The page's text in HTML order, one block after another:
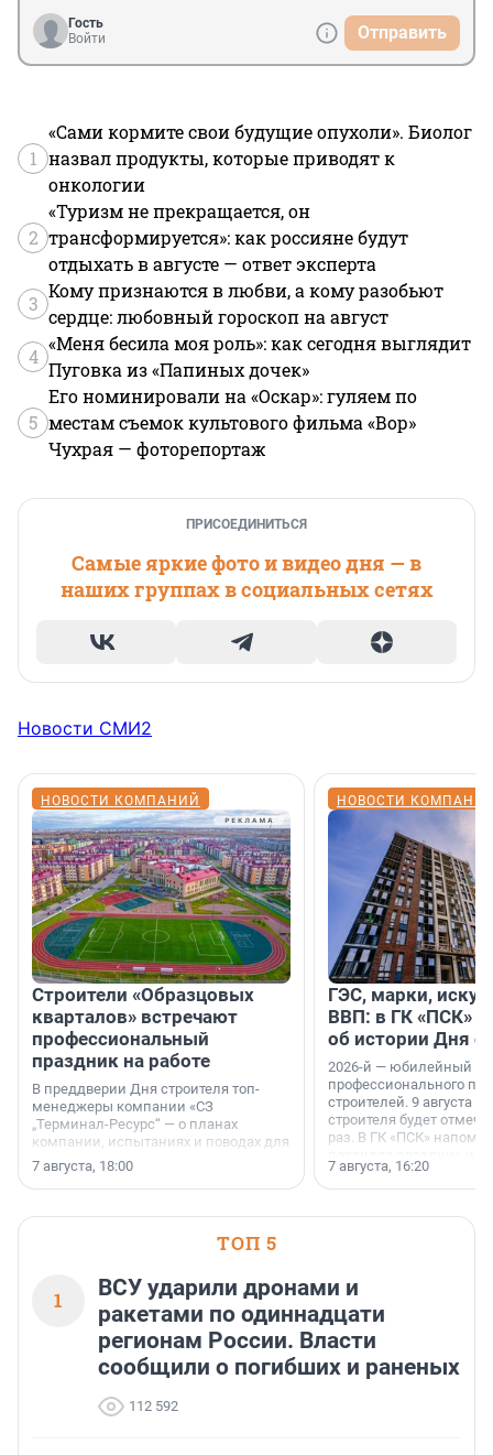
Гость
Войти
Отправить
1
«Сами кормите свои будущие опухоли». Биолог
назвал продукты, которые приводят к
онкологии
2
«Туризм не прекращается, он
трансформируется»: как россияне будут
отдыхать в августе — ответ эксперта
3
Кому признаются в любви, а кому разобьют
сердце: любовный гороскоп на август
4
«Меня бесила моя роль»: как сегодня выглядит
Пуговка из «Папиных дочек»
5
Его номинировали на «Оскар»: гуляем по
местам съемок культового фильма «Вор»
Чухрая — фоторепортаж
ПРИСОЕДИНИТЬСЯ
Самые яркие фото и видео дня — в
наших группах в социальных сетях
Новости СМИ2
НОВОСТИ КОМПАНИЙ
Строители «Образцовых
кварталов» встречают
профессиональный
праздник на работе
В преддверии Дня строителя топ-
менеджеры компании «СЗ
„Терминал-Ресурс“ — о планах
компании, испытаниях и поводах для
осторожного оптимизма.
7 августа, 18:00
НОВОСТИ
ГЭС, марки,
ВВП: в ГК «ПСК»
об истории Дня
2026-й — юбилейный
профессионального
строителей. 9 августа
строителя будет
раз. В ГК «ПСК»
поменялась роль
7 августа, 16:20
ТОП 5
1
ВСУ ударили дронами и
ракетами по одиннадцати
регионам России. Власти
сообщили о погибших и раненых
112 592